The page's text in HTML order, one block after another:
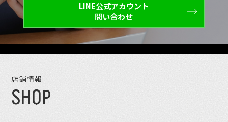
LINE公式アカウント
問い合わせ
店舗情報
SHOP